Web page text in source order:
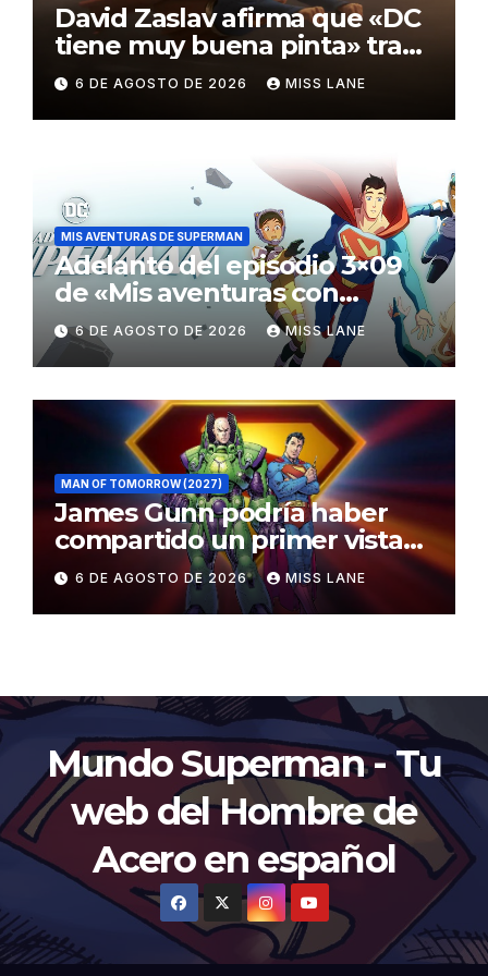
David Zaslav afirma que «DC
tiene muy buena pinta» tras
el fracaso de «Supergirl»
6 DE AGOSTO DE 2026 MISS LANE
MIS AVENTURAS DE SUPERMAN
Adelanto del episodio 3×09
de «Mis aventuras con
Superman»
6 DE AGOSTO DE 2026 MISS LANE
MAN OF TOMORROW (2027)
James Gunn podría haber
compartido un primer vistazo
al traje de Brainiac
6 DE AGOSTO DE 2026 MISS LANE
Mundo Superman - Tu
web del Hombre de
Acero en español